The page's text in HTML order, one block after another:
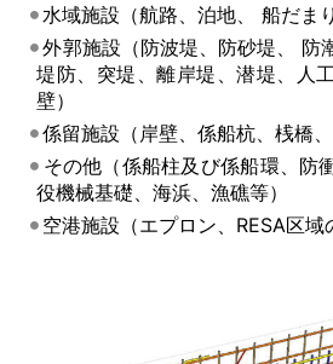
水域施設（航路、泊地、 船だまり
外郭施設（防波堤、防砂堤、 防
堤防、突堤、離岸堤、潜堤、人
壁）
係留施設（岸壁、係船杭、桟橋、
その他（係船柱及び係船環、防
役機械基礎、海浜、漁礁等）
空港施設（エプロン、RESA区域